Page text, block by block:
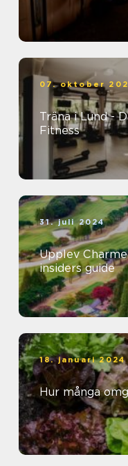
07. oktober
Träna i Lund -
Fitness
31. juli 2024
Upplev
insiders guide
18. januari 2024
Hur många